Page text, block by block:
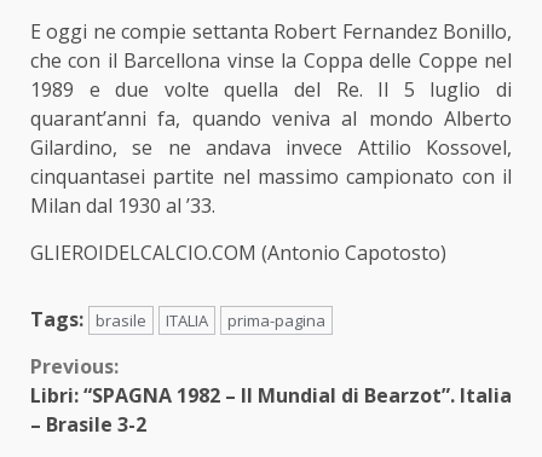
E oggi ne compie settanta Robert Fernandez Bonillo,
che con il Barcellona vinse la Coppa delle Coppe nel
1989 e due volte quella del Re. Il 5 luglio di
quarant’anni fa, quando veniva al mondo Alberto
Gilardino, se ne andava invece Attilio Kossovel,
cinquantasei partite nel massimo campionato con il
Milan dal 1930 al ’33.
GLIEROIDELCALCIO.COM (Antonio Capotosto)
Tags: brasile ITALIA prima-pagina
Continue
Reading
Previous:
Libri: “SPAGNA 1982 – Il Mundial di Bearzot”. Italia
– Brasile 3-2